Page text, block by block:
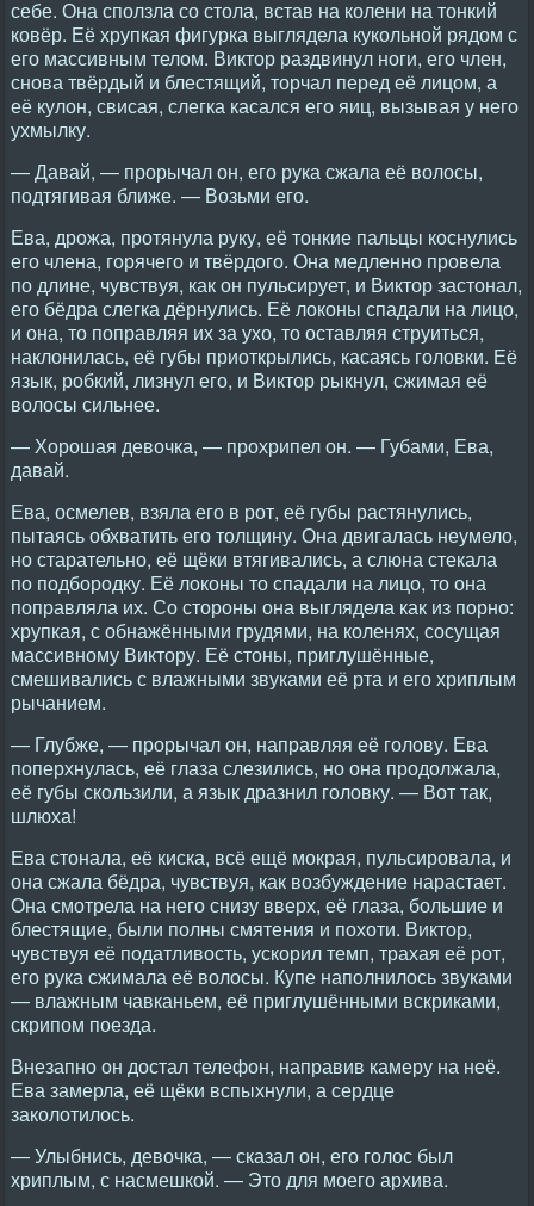
себе. Она сползла со стола, встав на колени на тонкий
ковёр. Её хрупкая фигурка выглядела кукольной рядом с
его массивным телом. Виктор раздвинул ноги, его член,
снова твёрдый и блестящий, торчал перед её лицом, а
её кулон, свисая, слегка касался его яиц, вызывая у него
ухмылку.
— Давай, — прорычал он, его рука сжала её волосы,
подтягивая ближе. — Возьми его.
Ева, дрожа, протянула руку, её тонкие пальцы коснулись
его члена, горячего и твёрдого. Она медленно провела
по длине, чувствуя, как он пульсирует, и Виктор застонал,
его бёдра слегка дёрнулись. Её локоны спадали на лицо,
и она, то поправляя их за ухо, то оставляя струиться,
наклонилась, её губы приоткрылись, касаясь головки. Её
язык, робкий, лизнул его, и Виктор рыкнул, сжимая её
волосы сильнее.
— Хорошая девочка, — прохрипел он. — Губами, Ева,
давай.
Ева, осмелев, взяла его в рот, её губы растянулись,
пытаясь обхватить его толщину. Она двигалась неумело,
но старательно, её щёки втягивались, а слюна стекала
по подбородку. Её локоны то спадали на лицо, то она
поправляла их. Со стороны она выглядела как из порно:
хрупкая, с обнажёнными грудями, на коленях, сосущая
массивному Виктору. Её стоны, приглушённые,
смешивались с влажными звуками её рта и его хриплым
рычанием.
— Глубже, — прорычал он, направляя её голову. Ева
поперхнулась, её глаза слезились, но она продолжала,
её губы скользили, а язык дразнил головку. — Вот так,
шлюха!
Ева стонала, её киска, всё ещё мокрая, пульсировала, и
она сжала бёдра, чувствуя, как возбуждение нарастает.
Она смотрела на него снизу вверх, её глаза, большие и
блестящие, были полны смятения и похоти. Виктор,
чувствуя её податливость, ускорил темп, трахая её рот,
его рука сжимала её волосы. Купе наполнилось звуками
— влажным чавканьем, её приглушёнными вскриками,
скрипом поезда.
Внезапно он достал телефон, направив камеру на неё.
Ева замерла, её щёки вспыхнули, а сердце
заколотилось.
— Улыбнись, девочка, — сказал он, его голос был
хриплым, с насмешкой. — Это для моего архива.